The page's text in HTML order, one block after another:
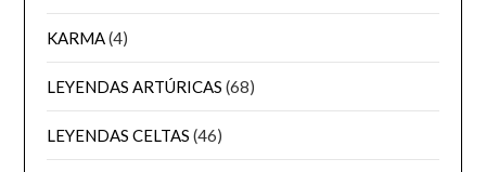
KARMA(4)
LEYENDAS ARTÚRICAS (68)
LEYENDAS CELTAS (46)